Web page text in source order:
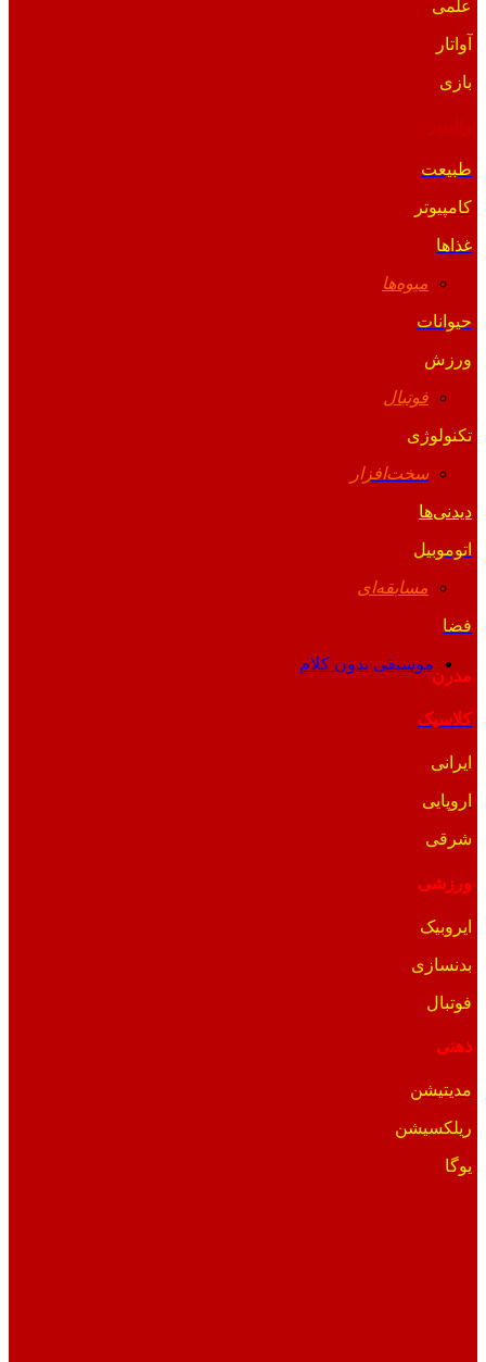
علمی
آواتار
بازی
طبیعت
کامپیوتر
غذاها
میوه‌ها
حیوانات
ورزش
فوتبال
تکنولوژی
سخت‌افزار
دیدنی‌ها
اتوموبیل
مسابقه‌ای
فضا
موسیقی بدون کلام
مدرن
کلاسیک
ایرانی
اروپایی
شرقی
ورزشی
ایروبیک
بدنسازی
فوتبال
ذهنی
مدیتیشن
ریلکسیشن
یوگا